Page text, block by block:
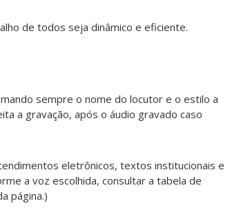
de todos seja dinâmico e eficiente.
sempre o nome do locutor e o estilo a
a gravação, após o áudio gravado caso
eletrônicos, textos institucionais e
a voz escolhida, consultar a tabela de
página.)